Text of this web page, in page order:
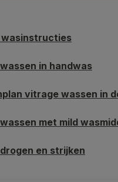
wasinstructies
in handwas
vitrage wassen in
met mild
en strijken